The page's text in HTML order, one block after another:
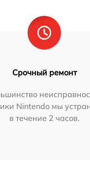
Срочный ремонт
Nintendo мы
в течение 2 часов.